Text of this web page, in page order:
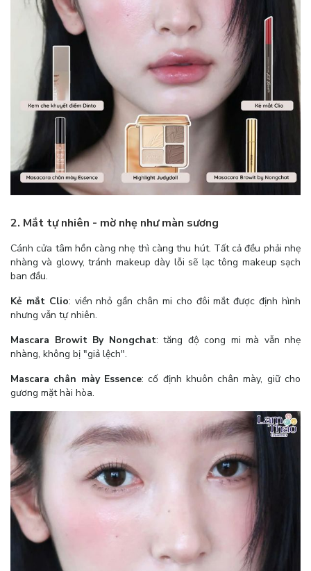
2. Mắt tự nhiên - mờ nhẹ như màn sương
Cánh cửa tâm hồn càng nhẹ thì càng thu hút. Tất cả đều phải nhẹ
nhàng và glowy, tránh makeup dày lỗi sẽ lạc tông makeup sạch
ban đầu.
Kẻ mắt Clio: viền nhỏ gần chân mi cho đôi mắt được định hình
nhưng vẫn tự nhiên.
Mascara Browit By Nongchat: tăng độ cong mi mà vẫn nhẹ
nhàng, không bị "giả lệch".
Mascara chân mày Essence: cố định khuôn chân mày, giữ cho
gương mặt hài hòa.